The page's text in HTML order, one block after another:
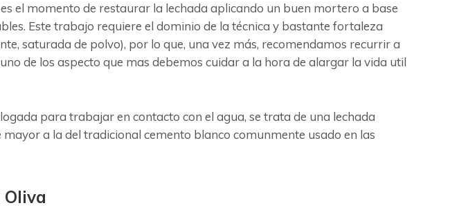
el momento de restaurar la lechada aplicando un buen mortero a base
Este trabajo requiere el dominio de la técnica y bastante fortaleza
saturada de polvo), por lo que, una vez más, recomendamos recurrir a
de los aspecto que mas debemos cuidar a la hora de alargar la vida util
para trabajar en contacto con el agua, se trata de una lechada
a la del tradicional cemento blanco comunmente usado en las